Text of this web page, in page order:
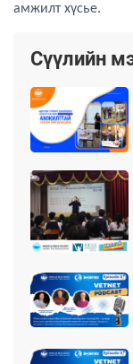
амжилт хүсье.
Сүүлийн